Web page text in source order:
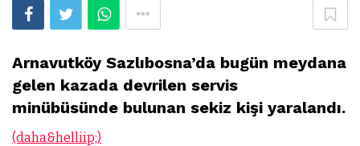
Arnavutköy Sazlıbosna’da bugün meydana
gelen kazada devrilen servis
minübüsünde bulunan sekiz kişi yaralandı.
(daha&helliip;)